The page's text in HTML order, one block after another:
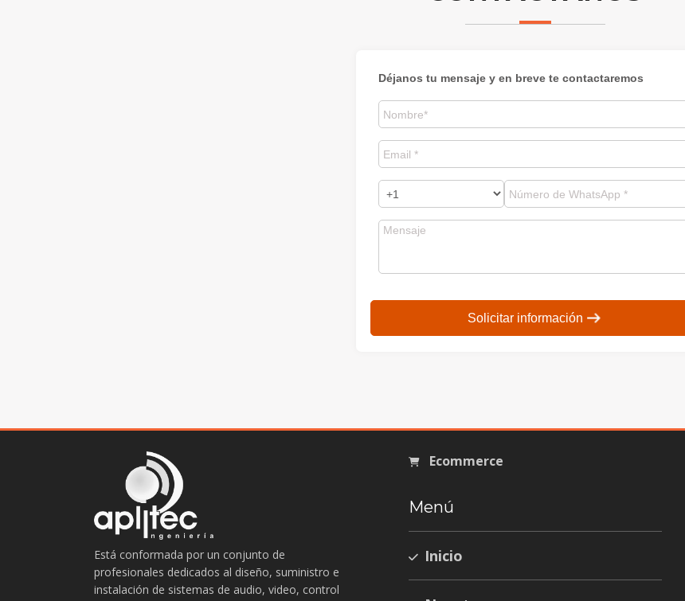
Déjanos tu mensaje y en breve te contactaremos
Solicitar información
Está conformada por un conjunto de
profesionales dedicados al diseño, suministro e
instalación de sistemas de audio, video, control
Ecommerce
Menú
Inicio